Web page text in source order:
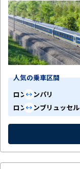
人気の乗車区間
ロンドンパリ
ロンドンブリュッセル